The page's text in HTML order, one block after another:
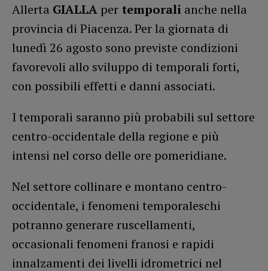
Allerta GIALLA per temporali anche nella
provincia di Piacenza. Per la giornata di
lunedì 26 agosto sono previste condizioni
favorevoli allo sviluppo di temporali forti,
con possibili effetti e danni associati.
I temporali saranno più probabili sul settore
centro-occidentale della regione e più
intensi nel corso delle ore pomeridiane.
Nel settore collinare e montano centro-
occidentale, i fenomeni temporaleschi
potranno generare ruscellamenti,
occasionali fenomeni franosi e rapidi
innalzamenti dei livelli idrometrici nel